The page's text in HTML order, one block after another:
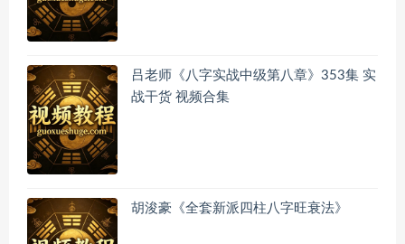
吕老师《八字实战中级第八章》353集 实
战干货 视频合集
胡浚豪《全套新派四柱八字旺衰法》